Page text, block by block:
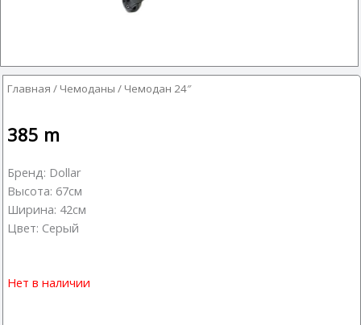
Главная / Чемоданы / Чемодан 24″
385 m
Бренд: Dollar
Высота: 67см
Ширина: 42см
Цвет: Серый
Нет в наличии